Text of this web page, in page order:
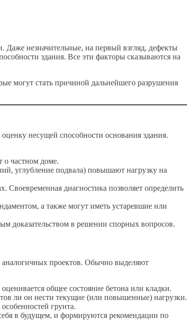
незначительные, на первый взгляд, дефекты
здания. Все эти факторы сказываются на
могут стать причиной дальнейшего разрушения
несущей способности основания здания.
о частном доме.
углубление подвала) повышают нагрузку на
Своевременная диагностика позволяет определить
а также могут иметь устаревшие или
доказательством в решении спорных вопросов.
аналогичных проектов. Обычно выделяют
общее состояние бетона или кладки.
ли он нести текущие (или повышенные) нагрузки.
грунта.
в будущем, и формируются рекомендации по